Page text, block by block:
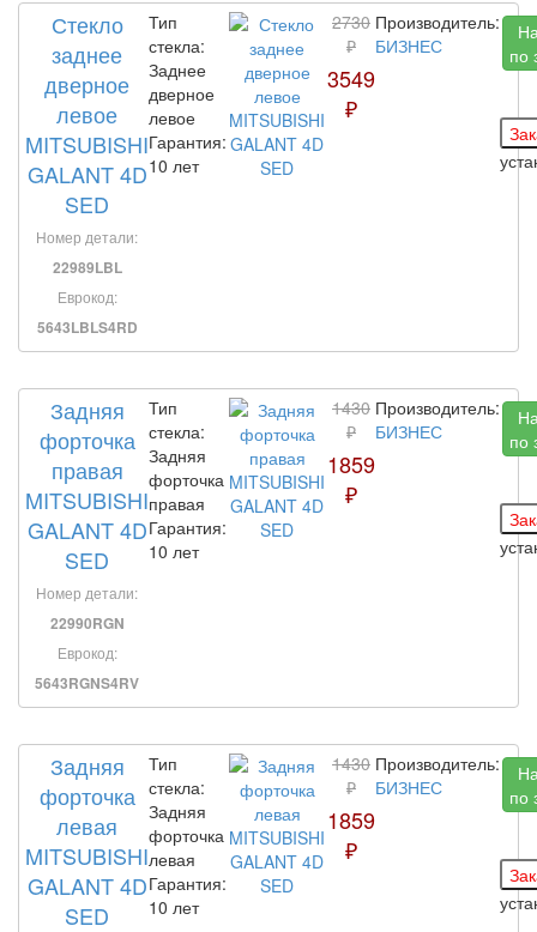
Стекло
заднее
дверное
левое
MITSUBISHI
GALANT 4D
SED
Номер детали:
22989LBL
Еврокод:
5643LBLS4RD
Тип
стекла:
Заднее
дверное
левое
Гарантия:
10 лет
2730
₽
3549
₽
Производитель:
БИЗНЕС
по
Задняя
форточка
правая
MITSUBISHI
GALANT 4D
SED
Номер детали:
22990RGN
Еврокод:
5643RGNS4RV
Тип
стекла:
Задняя
форточка
правая
Гарантия:
10 лет
1430
₽
1859
₽
Производитель:
БИЗНЕС
по
Задняя
форточка
левая
MITSUBISHI
GALANT 4D
SED
Тип
стекла:
Задняя
форточка
левая
Гарантия:
10 лет
1430
₽
1859
₽
Производитель:
БИЗНЕС
по